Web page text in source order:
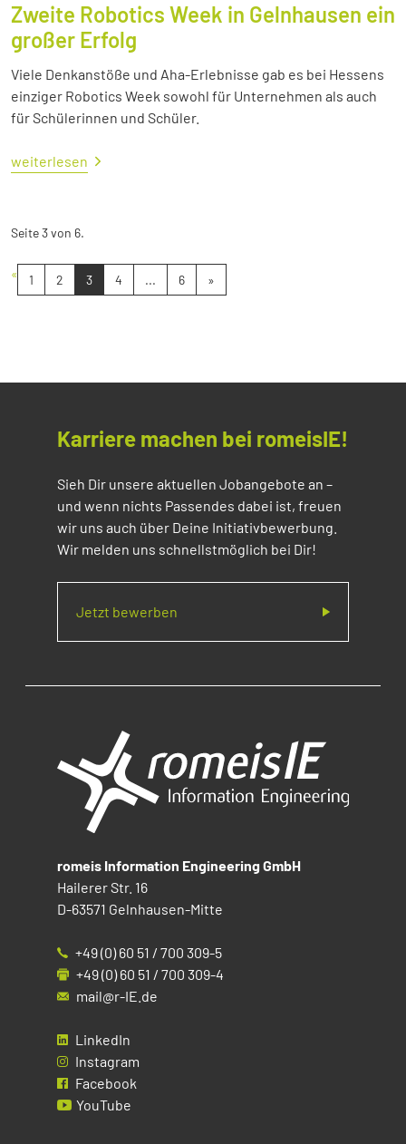
Zweite Robotics Week in Gelnhausen ein
großer Erfolg
Viele Denkanstöße und Aha-Erlebnisse gab es bei Hessens
einziger Robotics Week sowohl für Unternehmen als auch
für Schülerinnen und Schüler.
weiterlesen
Seite 3 von 6.
« 1 2 3 4 ... 6 »
Karriere machen bei romeisIE!
Sieh Dir unsere aktuellen Jobangebote an –
und wenn nichts Passendes dabei ist, freuen
wir uns auch über Deine Initiativbewerbung.
Wir melden uns schnellstmöglich bei Dir!
Jetzt bewerben
romeis Information Engineering GmbH
Hailerer Str. 16
D-63571 Gelnhausen-Mitte
+49 (0) 60 51 / 700 309-5
+49 (0) 60 51 / 700 309-4
mail@r-IE.de
LinkedIn
Instagram
Facebook
YouTube